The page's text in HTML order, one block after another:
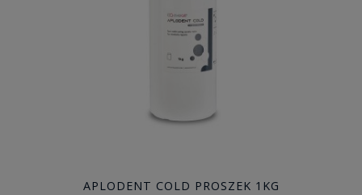
APLODENT COLD PROSZEK 1KG